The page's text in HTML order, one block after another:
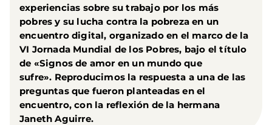
experiencias sobre su trabajo por los más
pobres y su lucha contra la pobreza en un
encuentro digital, organizado en el marco de la
VI Jornada Mundial de los Pobres, bajo el título
de «Signos de amor en un mundo que
sufre». Reproducimos la respuesta a una de las
preguntas que fueron planteadas en el
encuentro, con la reflexión de la hermana
Janeth Aguirre.